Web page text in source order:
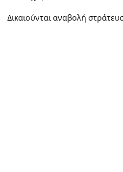
Δικαιούνται αναβολή